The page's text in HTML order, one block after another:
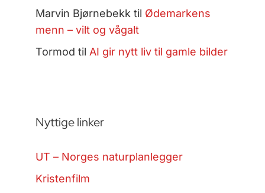
Marvin Bjørnebekk til Ødemarkens
menn – vilt og vågalt
Tormod til AI gir nytt liv til gamle bilder
Nyttige linker
UT – Norges naturplanlegger
Kristenfilm